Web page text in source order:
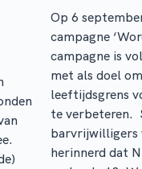
Op 6
campagne
campagne is
met als doel
leeftijdsgrens
te verbeteren.
barvrijwilligers
herinnerd dat